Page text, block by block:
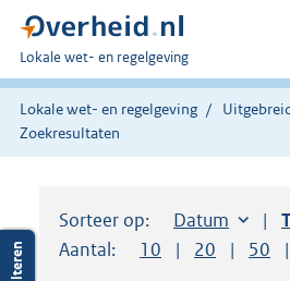
U
bent
hier:
Lokale wet- en regelgeving
Lokale wet- en regelgeving
Zoekresultaten
Sorteer op: Sorteer op:
Datum
Aantal:
Toon
10 resultaten per
Toon
20 Toon
50